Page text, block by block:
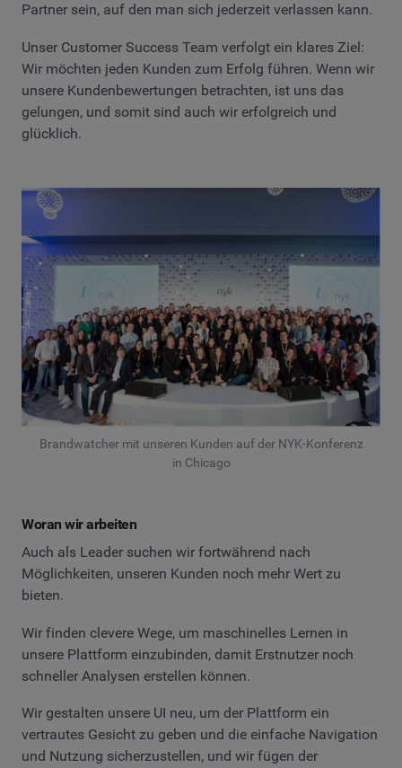
Partner sein, auf den man sich jederzeit verlassen kann.
Unser Customer Success Team verfolgt ein klares Ziel:
Wir möchten jeden Kunden zum Erfolg führen. Wenn wir
unsere Kundenbewertungen betrachten, ist uns das
gelungen, und somit sind auch wir erfolgreich und
glücklich.
Brandwatcher mit unseren Kunden auf der NYK-Konferenz
in Chicago
Woran wir arbeiten
Auch als Leader suchen wir fortwährend nach
Möglichkeiten, unseren Kunden noch mehr Wert zu
bieten.
Wir finden clevere Wege, um maschinelles Lernen in
unsere Plattform einzubinden, damit Erstnutzer noch
schneller Analysen erstellen können.
Wir gestalten unsere UI neu, um der Plattform ein
vertrautes Gesicht zu geben und die einfache Navigation
und Nutzung sicherzustellen, und wir fügen der